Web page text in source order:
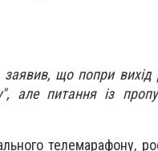
що попри вихід
але питання із
телемарафону,